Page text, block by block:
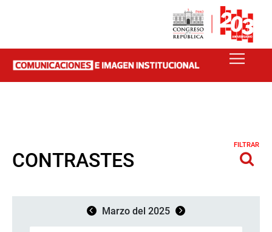
CONTRASTES
FILTRAR
Marzo del 2025